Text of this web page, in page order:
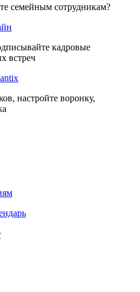
семейным сотрудникам?
кадровые
встреч
настройте воронку,